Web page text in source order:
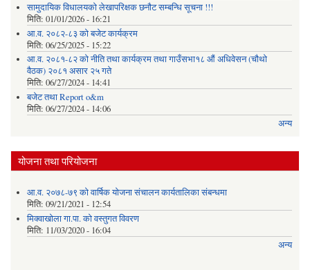
सामुदायिक विधालयको लेखापरिक्षक छनौट सम्बन्धि सूचना !!!
मिति: 01/01/2026 - 16:21
आ.व. २०८२-८३ को बजेट कार्यक्रम
मिति: 06/25/2025 - 15:22
आ.व. २०८१-८२ को नीति तथा कार्यक्रम तथा गाउँसभा१८ औं अधिवेसन (चौथो
वैठक) २०८१ असार २५ गते
मिति: 06/27/2024 - 14:41
बजेट तथा Report o&m
मिति: 06/27/2024 - 14:06
अन्य
योजना तथा परियोजना
आ.व. २०७८-७९ को वार्षिक योजना संचालन कार्यतालिका संबन्धमा
मिति: 09/21/2021 - 12:54
मिक्वाखोला गा.पा. को वस्तुगत विवरण
मिति: 11/03/2020 - 16:04
अन्य